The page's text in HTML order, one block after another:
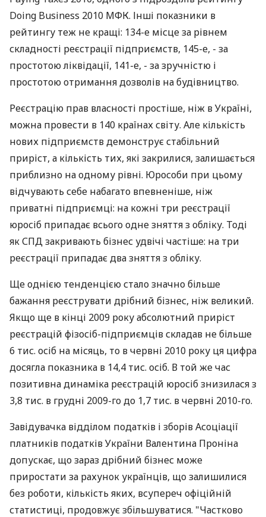
Doing Business 2010 МФК. Інші показники в
рейтингу теж не кращі: 134-е місце за рівнем
складності реєстрації підприємств, 145-е, - за
простотою ліквідації, 141-е, - за зручністю і
простотою отримання дозволів на будівництво.
Реєстрацію прав власності простіше, ніж в Україні,
можна провести в 140 країнах світу. Але кількість
нових підприємств демонструє стабільний
приріст, а кількість тих, які закрилися, залишається
приблизно на одному рівні. Юрособи при цьому
відчувають себе набагато впевненіше, ніж
приватні підприємці: на кожні три реєстрації
юросіб припадає всього одне зняття з обліку. Тоді
як СПД закривають бізнес удвічі частіше: на три
реєстрації припадає два зняття з обліку.
Ще однією тенденцією стало значно більше
бажання реєструвати дрібний бізнес, ніж великий.
Якщо ще в кінці 2009 року абсолютний приріст
реєстрацій фізосіб-підприємців складав не більше
6 тис. осіб на місяць, то в червні 2010 року ця цифра
досягла показника в 14,4 тис. осіб. В той же час
позитивна динаміка реєстрацій юросіб знизилася з
3,8 тис. в грудні 2009-го до 1,7 тис. в червні 2010-го.
Завідувачка відділом податків і зборів Асоціації
платників податків України Валентина Проніна
допускає, що зараз дрібний бізнес може
приростати за рахунок українців, що залишилися
без роботи, кількість яких, всупереч офіційній
статистиці, продовжує збільшуватися. "Частково